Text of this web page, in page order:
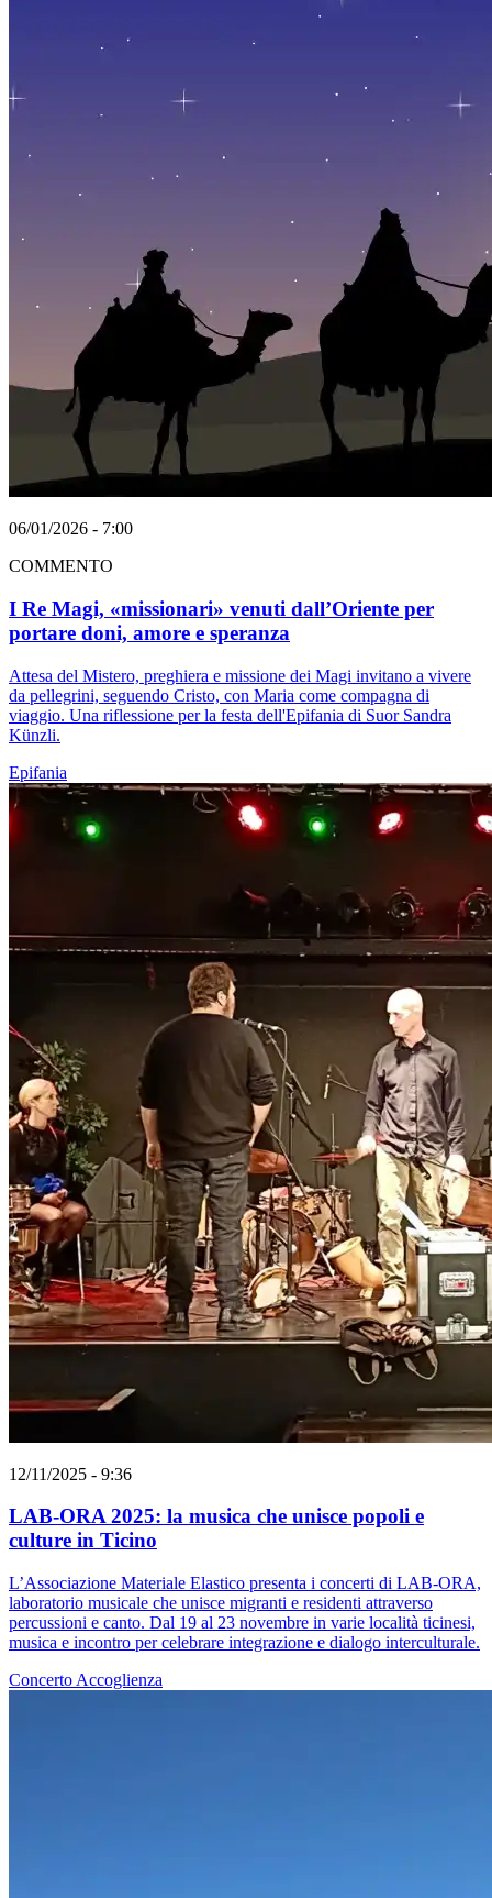
06/01/2026 - 7:00
COMMENTO
I Re Magi, «missionari» venuti dall’Oriente per
portare doni, amore e speranza
Attesa del Mistero, preghiera e missione dei Magi invitano a vivere
da pellegrini, seguendo Cristo, con Maria come compagna di
viaggio. Una riflessione per la festa dell'Epifania di Suor Sandra
Künzli.
Epifania
12/11/2025 - 9:36
LAB-ORA 2025: la musica che unisce popoli e
culture in Ticino
L’Associazione Materiale Elastico presenta i concerti di LAB-ORA,
laboratorio musicale che unisce migranti e residenti attraverso
percussioni e canto. Dal 19 al 23 novembre in varie località ticinesi,
musica e incontro per celebrare integrazione e dialogo interculturale.
Concerto Accoglienza